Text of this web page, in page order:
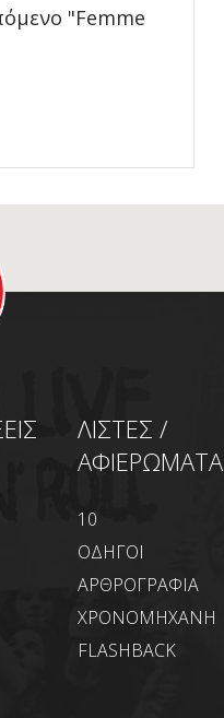
"Femme
ΛΙΣΤΕΣ /
ΑΦΙΕΡΩΜΑΤΑ
10
ΟΔΗΓΟΙ
ΑΡΘΡΟΓΡΑΦΙΑ
ΧΡΟΝΟΜΗΧΑΝΗ
FLASHBACK